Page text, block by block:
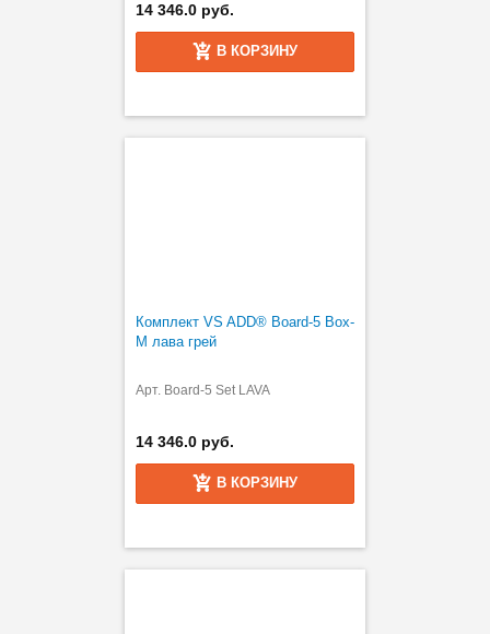
14 346.0 руб.
В КОРЗИНУ
Комплект VS ADD® Board-5 Box-
M лава грей
Арт. Board-5 Set LAVA
14 346.0 руб.
В КОРЗИНУ